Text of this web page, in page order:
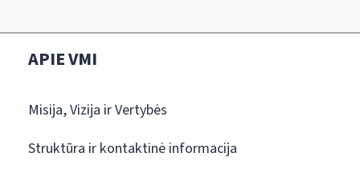
APIE VMI
Misija, Vizija ir Vertybės
Struktūra ir kontaktinė informacija